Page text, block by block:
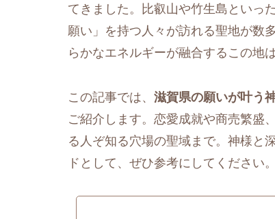
てきました。比叡山や竹生島といっ
願い」を持つ人々が訪れる聖地が数
らかなエネルギーが融合するこの地
この記事では、 滋賀県の願いが叶う
ご紹介します。恋愛成就や商売繁盛
る人ぞ知る穴場の聖域まで。神様と
ドとして、ぜひ参考にしてください。